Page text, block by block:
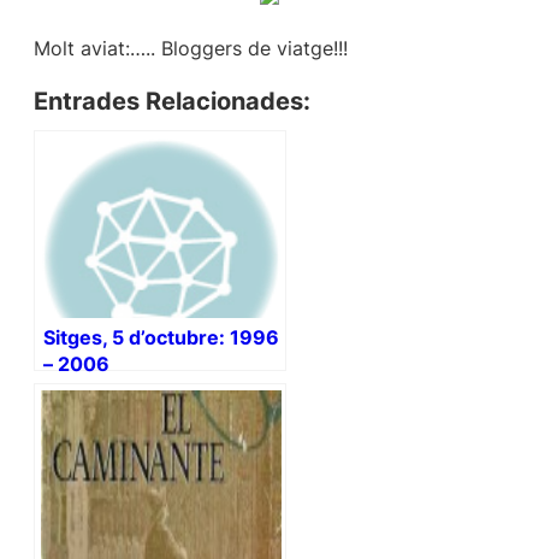
Molt aviat:….. Bloggers de viatge!!!
Entrades Relacionades:
Sitges, 5 d’octubre: 1996
– 2006